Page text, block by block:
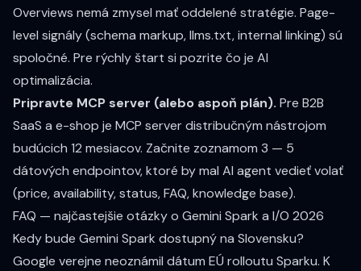
Overviews nemá zmysel mať oddelené stratégie. Page-
level signály (schema markup, llms.txt, internal linking) sú
spoločné. Pre rýchly štart si pozrite čo je AI
optimalizácia.
Pripravte MCP server (alebo aspoň plán). Pre B2B
SaaS a e-shop je MCP server distribučným nástrojom
budúcich 12 mesiacov. Začnite zoznamom 3 — 5
dátových endpointov, ktoré by mal AI agent vedieť volať
(price, availability, status, FAQ, knowledge base).
FAQ — najčastejšie otázky o Gemini Spark a I/O 2026
Kedy bude Gemini Spark dostupný na Slovensku?
Google verejne neoznámil dátum EÚ rolloutu Sparku. K